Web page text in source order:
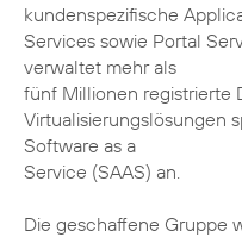
kundenspezifische
Services sowie Portal
verwaltet mehr als
fünf Millionen registrierte
Virtualisierungslösungen
Software as a
Service (SAAS) an.
Die geschaffene Gruppe